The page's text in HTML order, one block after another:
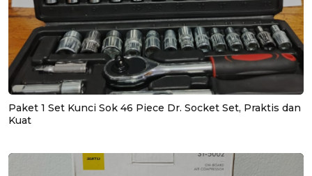
Paket 1 Set Kunci Sok 46 Piece Dr. Socket Set, Praktis dan
Kuat